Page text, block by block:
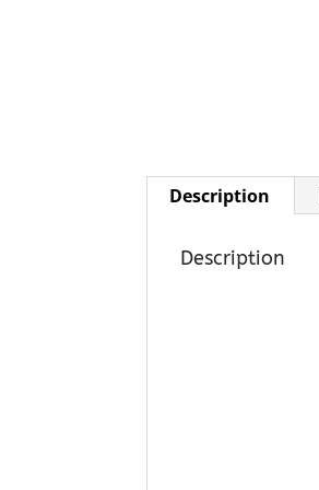
Description
Description